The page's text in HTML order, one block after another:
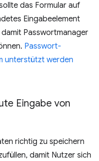
das Formular auf
Eingabeelement
Passwortmanager
Passwort-
unterstützt werden
Eingabe von
richtig zu speichern
damit Nutzer sich